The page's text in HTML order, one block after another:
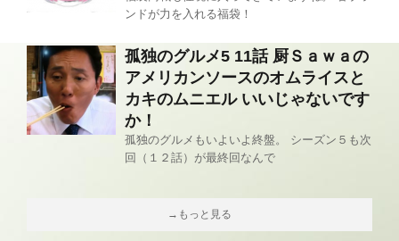
ンドが力を入れる福袋！
孤独のグルメ5 11話 厨Ｓａｗａの
アメリカンソースのオムライスと
カキのムニエル いいじゃないです
か！
孤独のグルメもいよいよ終盤。 シーズン５も次
回（１２話）が最終回なんで
→もっと見る